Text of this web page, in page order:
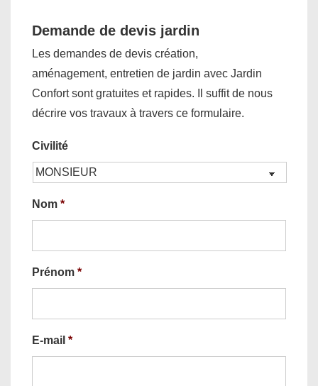
Demande de devis jardin
Les demandes de devis création,
aménagement, entretien de jardin avec Jardin
Confort sont gratuites et rapides. Il suffit de nous
décrire vos travaux à travers ce formulaire.
Civilité
Nom *
Prénom *
E-mail *